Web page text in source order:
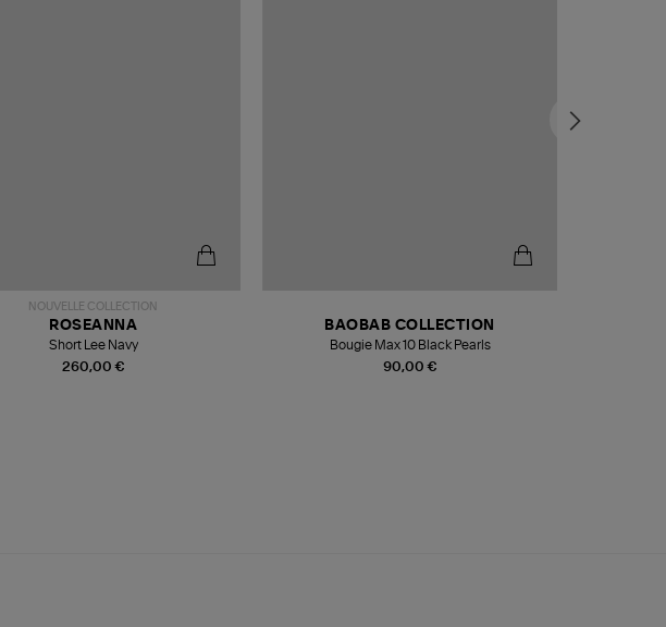
NOUVELLE COLLECTION
260,00 €
ROSEANNA
Short Lee Navy
90,00 €
BAOBAB COLLECTION
Bougie Max 10 Black Pearls